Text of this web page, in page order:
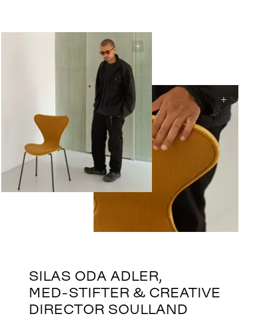
SILAS ODA ADLER,
MED-STIFTER & CREATIVE
DIRECTOR SOULLAND